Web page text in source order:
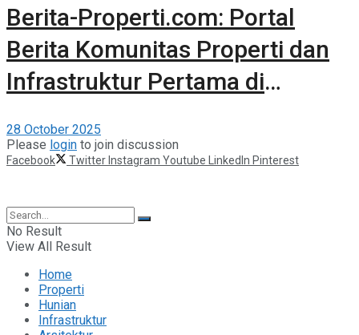
Berita-Properti.com: Portal
Berita Komunitas Properti dan
Infrastruktur Pertama di
28 October 2025
Please login to join discussion
Facebook TwitterInstagram Youtube LinkedIn Pinterest
No Result
View All Result
Home
Properti
Hunian
Infrastruktur